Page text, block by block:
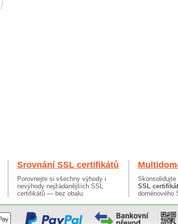
Srovnání SSL certifikátů
Porovnejte si všechny výhody i
nevýhody nejžádanějších SSL
certifikátů — bez obalu.
SSL
doménového